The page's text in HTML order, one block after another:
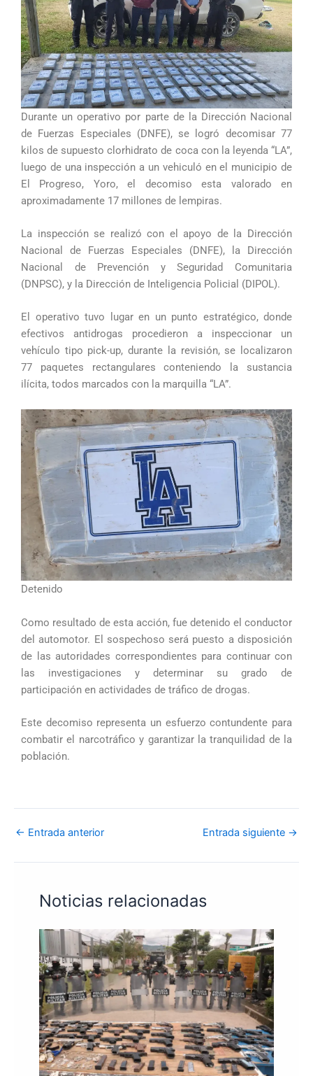
Durante un operativo por parte de la Dirección Nacional
de Fuerzas Especiales (DNFE), se logró decomisar 77
kilos de supuesto clorhidrato de coca con la leyenda “LA”,
luego de una inspección a un vehiculó en el municipio de
El Progreso, Yoro, el decomiso esta valorado en
aproximadamente 17 millones de lempiras.
La inspección se realizó con el apoyo de la Dirección
Nacional de Fuerzas Especiales (DNFE), la Dirección
Nacional de Prevención y Seguridad Comunitaria
(DNPSC), y la Dirección de Inteligencia Policial (DIPOL).
El operativo tuvo lugar en un punto estratégico, donde
efectivos antidrogas procedieron a inspeccionar un
vehículo tipo pick-up, durante la revisión, se localizaron
77 paquetes rectangulares conteniendo la sustancia
ilícita, todos marcados con la marquilla “LA”.
Detenido
Como resultado de esta acción, fue detenido el conductor
del automotor. El sospechoso será puesto a disposición
de las autoridades correspondientes para continuar con
las investigaciones y determinar su grado de
participación en actividades de tráfico de drogas.
Este decomiso representa un esfuerzo contundente para
combatir el narcotráfico y garantizar la tranquilidad de la
población.
← Entrada anterior Entrada siguiente →
Noticias relacionadas